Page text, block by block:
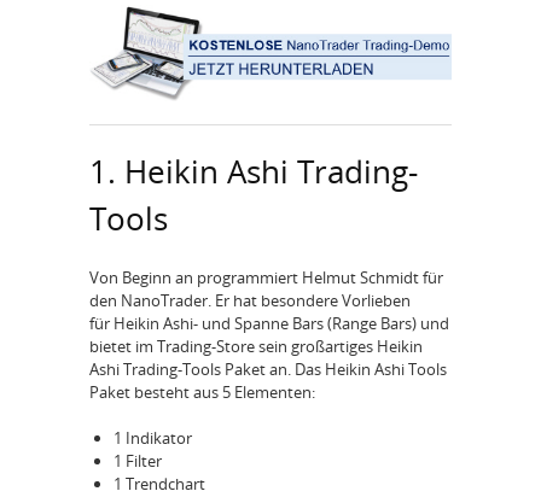
1. Heikin Ashi Trading-
Tools
Von Beginn an programmiert Helmut Schmidt für
den NanoTrader. Er hat besondere Vorlieben
für Heikin Ashi- und Spanne Bars (Range Bars) und
bietet im Trading-Store sein großartiges Heikin
Ashi Trading-Tools Paket an. Das Heikin Ashi Tools
Paket besteht aus 5 Elementen:
1 Indikator
1 Filter
1 Trendchart